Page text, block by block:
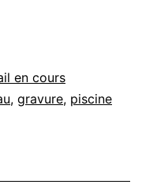
en cours
, gravure, piscine